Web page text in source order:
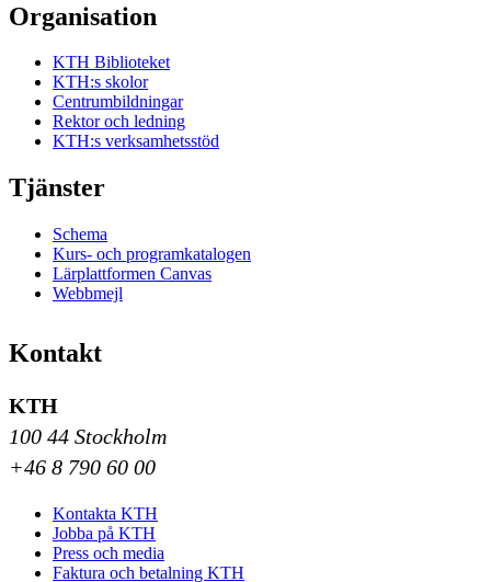
Organisation
KTH Biblioteket
KTH:s skolor
Centrumbildningar
Rektor och ledning
KTH:s verksamhetsstöd
Tjänster
Schema
Kurs- och programkatalogen
Lärplattformen Canvas
Webbmejl
Kontakt
KTH
100 44 Stockholm
+46 8 790 60 00
Kontakta KTH
Jobba på KTH
Press och media
Faktura och betalning KTH